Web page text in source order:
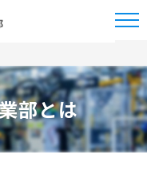
部とは